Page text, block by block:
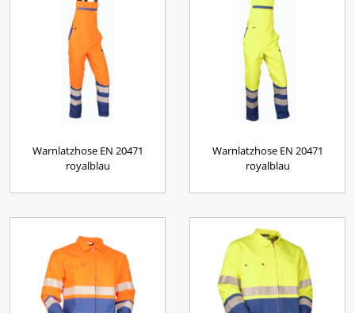
Warnlatzhose EN 20471
royalblau
Warnlatzhose EN 20471
royalblau